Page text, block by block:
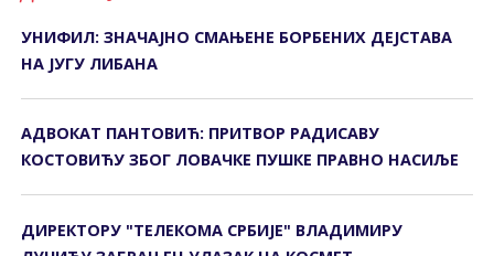
УНИФИЛ: ЗНАЧАЈНО СМАЊЕНЕ БОРБЕНИХ ДЕЈСТАВА
НА ЈУГУ ЛИБАНА
АДВОКАТ ПАНТОВИЋ: ПРИТВОР РАДИСАВУ
КОСТОВИЋУ ЗБОГ ЛОВАЧКЕ ПУШКЕ ПРАВНО НАСИЉЕ
ДИРЕКТОРУ "ТЕЛЕКОМА СРБИЈЕ" ВЛАДИМИРУ